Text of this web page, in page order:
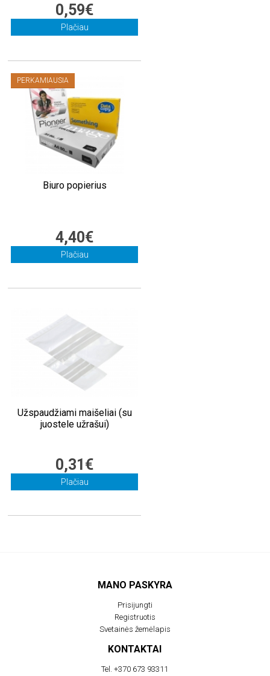
0,59€
Plačiau
PERKAMIAUSIA
Biuro popierius
4,40€
Plačiau
Užspaudžiami maišeliai (su
juostele užrašui)
0,31€
Plačiau
MANO PASKYRA
Prisijungti
Registruotis
Svetainės žemėlapis
KONTAKTAI
Tel.+370 673 93311